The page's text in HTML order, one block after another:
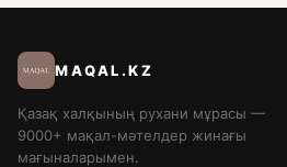
MAQAL.KZ
Қазақ халқының рухани мұрасы —
9000+ мақал-мәтелдер жинағы
мағыналарымен.